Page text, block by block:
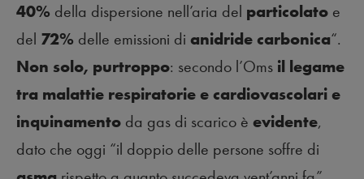
40% della dispersione nell’aria del particolato e
del 72% delle emissioni di anidride carbonica“.
Non solo, purtroppo: secondo l’Oms il legame
tra malattie respiratorie e cardiovascolari e
inquinamento da gas di scarico è evidente,
dato che oggi “il doppio delle persone soffre di